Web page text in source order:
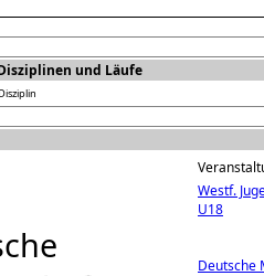
und Läufe
Westf.
U18
Deutsche